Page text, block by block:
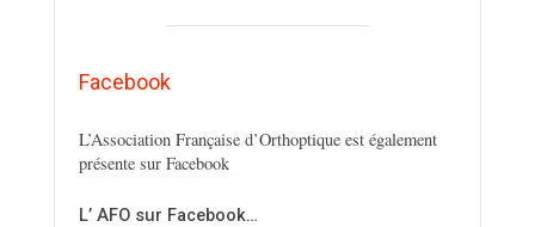
Facebook
L’Association Française d’Orthoptique est également
présente sur Facebook
L’ AFO sur Facebook…